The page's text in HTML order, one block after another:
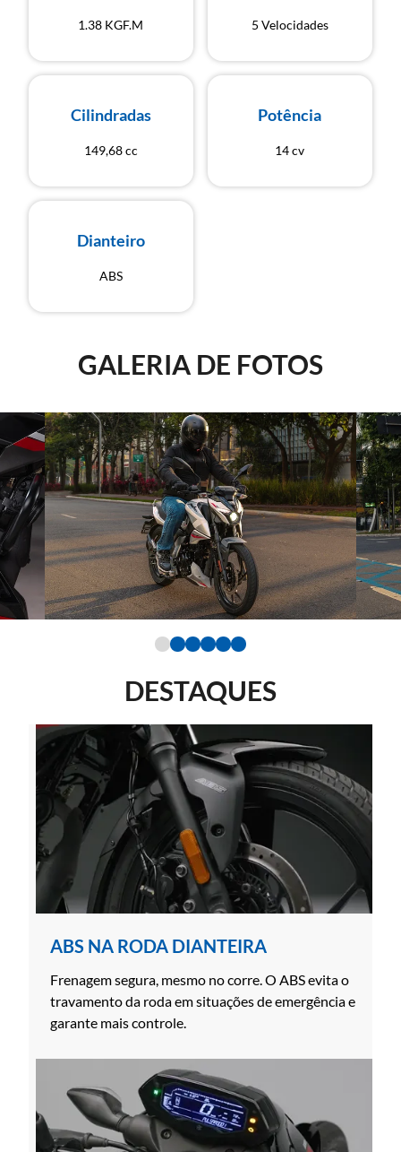
1.38 KGF.M 5 Velocidades
Cilindradas
149,68 cc
Potência
14 cv
Dianteiro
ABS
GALERIA DE FOTOS
DESTAQUES
ABS NA RODA DIANTEIRA
Frenagem segura, mesmo no corre. O ABS evita o
travamento da roda em situações de emergência e
garante mais controle.